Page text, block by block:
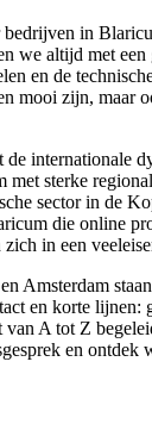
in
we altijd met een
en de
mooi zijn, maar
internationale
sterke
sector in de
die online
in een
Amsterdam
en korte lijnen:
van A tot Z
en ontdek